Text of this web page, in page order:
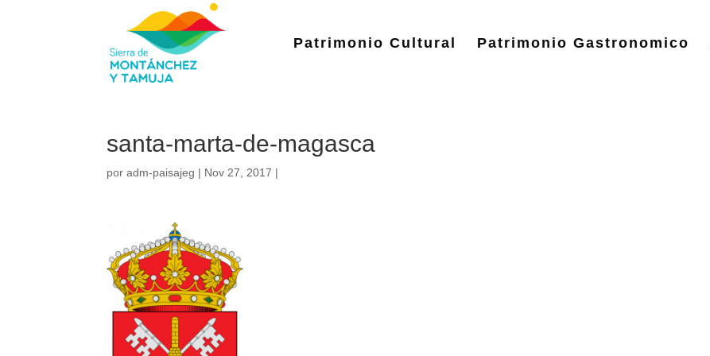
Patrimonio Cultural Patrimonio Gastronomico
santa-marta-de-magasca
poradm-paisajeg | Nov 27, 2017 |